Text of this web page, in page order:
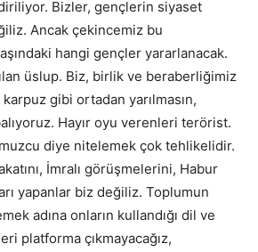
Bizler, gençlerin siyaset
Ancak çekincemiz bu
hangi gençler yararlanacak.
üslup. Biz, birlik ve beraberliğimiz
gibi ortadan yarılmasın,
Hayır oyu verenleri terörist.
diye nitelemek çok tehlikelidir.
İmralı görüşmelerini, Habur
yapanlar biz değiliz. Toplumun
adına onların kullandığı dil ve
platforma çıkmayacağız,